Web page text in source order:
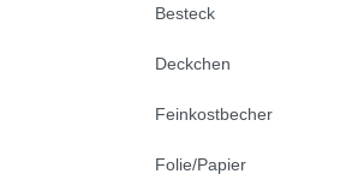
Besteck
Deckchen
Feinkostbecher
Folie/Papier